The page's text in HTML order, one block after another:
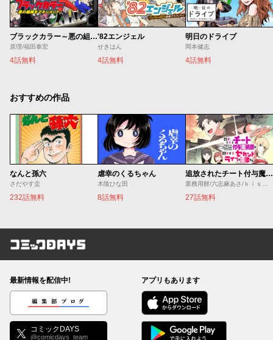
ブラックカラー～悪の組織をマネジメント～
原理/福田泰宏
4話無料
'82エンジェル
せきはん
4話無料
明日のドライブ
岡本健志
4話無料
おすすめの作品
なんと孫六
さだやす圭
232話無料
虐幸のくるちゃん
木陰ひな田
8話無料
追放されたチート付与魔術師は気ままなセカンドライフを謳歌する。 ～俺は武器だけじゃなく、あらゆるものに『強化ポイント』を付与できるし、俺の意思でいつでも効果を解除できるけど、残った人たち大丈夫？～
業務用餅/六志麻あさ/ｋｉｓｕｉ
27話無料
コミックDAYS
最新情報を配信中!
編集部ブログ
コミックDAYS
@comicdays_team
アプリもあります